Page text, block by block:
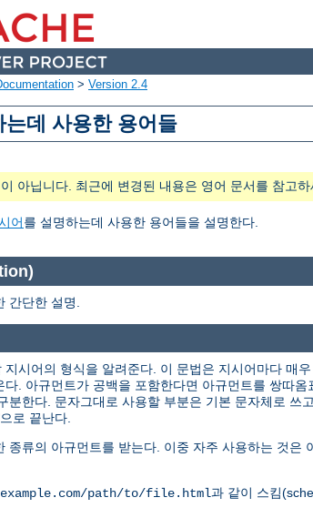
> Version 2.4
데 사용한 용어들
아닙니다. 최근에 변경된 내용은 영어 문서를 참고하
어를 설명하는데 사용한 용어들을 설명한다.
간단한 설명.
지시어의 형식을 알려준다. 이 문법은 지시어마다 매
다. 아규먼트가 공백을 포함한다면 아규먼트를 쌍따
분한다. 문자그대로 사용할 부분은 기본 문자체로 쓰
로 끝난다.
종류의 아규먼트를 받는다. 이중 자주 사용하는 것은
path/to/file.html과 같이 스킴